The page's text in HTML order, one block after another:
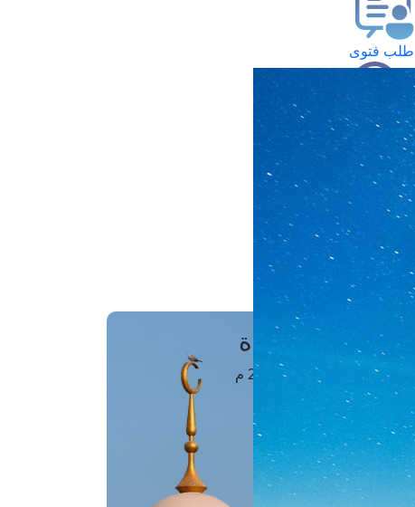
طلب فتوى
استعلام عن فتوى
حجز موعد
الفتوى الهاتفية
مَواقِيتُ الصَّـــلاة
القاهرة · 06 أغسطس 2026 م
4 :40
الشروق
6 :17